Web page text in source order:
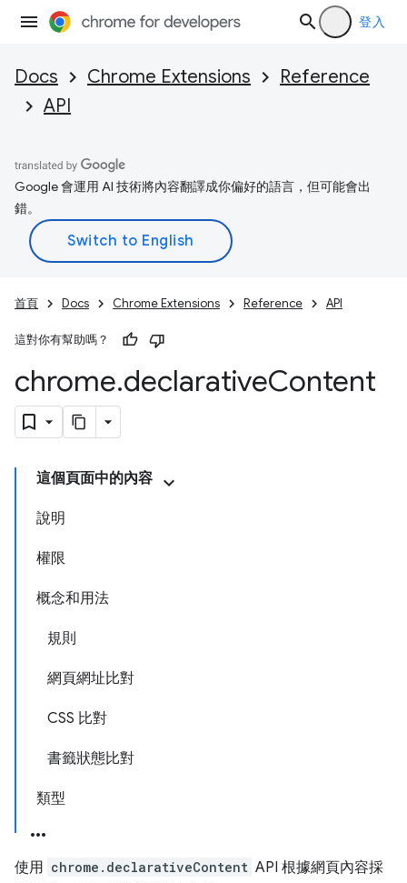
登入
Docs Chrome Extensions
Reference
API
Google 會運用 AI 技術將內容翻譯成你偏好的語言，但可能會出
錯。
首頁 Docs Chrome Extensions Reference API
這對你有幫助嗎？
chrome.declarativeContent
這個頁面中的內容
說明
權限
概念和用法
規則
網頁網址比對
CSS 比對
書籤狀態比對
類型
使用 chrome.declarativeContent API 根據網頁內容採